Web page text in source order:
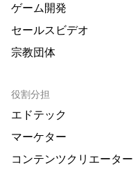
ゲーム開発
セールスビデオ
宗教団体
役割分担
エドテック
マーケター
コンテンツクリエーター